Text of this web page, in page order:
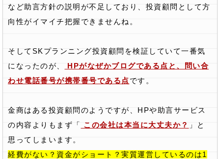
など助言方針の説明が不足しており、投資顧問として方
向性がイマイチ把握できませんね。
そしてSKプランニング投資顧問を検証していて一番気
になったのが、
HPがなぜかブログである点と、問い合
わせ電話番号が携帯番号である点です。
金商はある投資顧問のようですが、HPや助言サービス
の内容よりもまず「 この会社は本当に大丈夫か？ 」と
思ってしまいます。
経費がない？資金がショート？実質運営しているのは1